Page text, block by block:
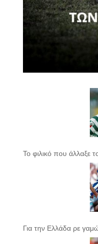
Το φιλικό που άλλαξε
Για την Ελλάδα ρε